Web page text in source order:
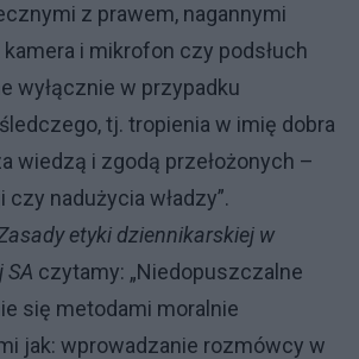
z prawem, nagannymi
i mikrofon czy podsłuch
wyłącznie w przypadku
tj. tropienia w imię dobra
wiedzą i zgodą przełożonych –
nadużycia władzy”.
etyki dziennikarskiej w
SA czytamy: „Niedopuszczalne
się metodami moralnie
jak: wprowadzanie rozmówcy w